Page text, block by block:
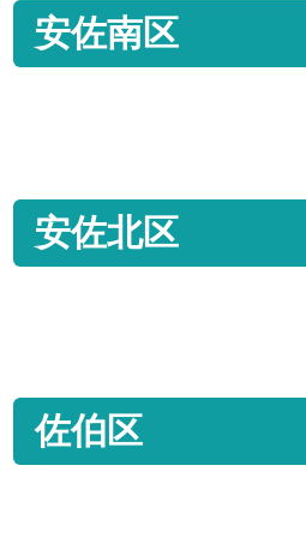
安佐南区
安佐北区
佐伯区